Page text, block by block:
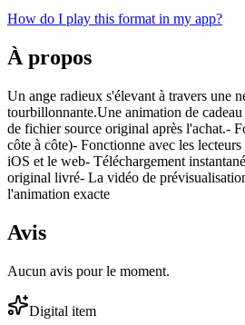
How do I play this format in my app?
À propos
Un ange radieux s'élevant à travers une
tourbillonnante.Une animation de
de fichier source original après l'achat.-
côte à côte)- Fonctionne avec les
iOS et le web- Téléchargement
original livré- La vidéo de
l'animation exacte
Avis
Aucun avis pour le moment.
Digital item